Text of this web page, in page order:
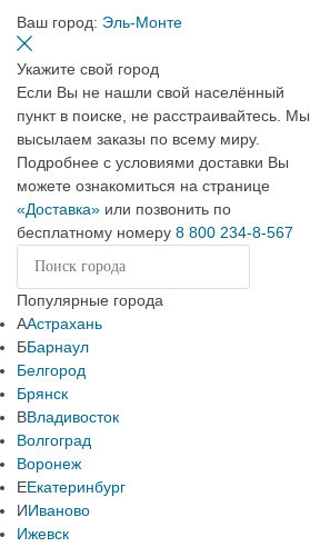
Ваш город: Эль-Монте
Укажите свой город
Если Вы не нашли свой населённый
пункт в поиске, не расстраивайтесь. Мы
высылаем заказы по всему миру.
Подробнее с условиями доставки Вы
можете ознакомиться на странице
«Доставка» или позвонить по
бесплатному номеру 8 800 234-8-567
Популярные города
ААстрахань
ББарнаул
Белгород
Брянск
ВВладивосток
Волгоград
Воронеж
ЕЕкатеринбург
ИИваново
Ижевск